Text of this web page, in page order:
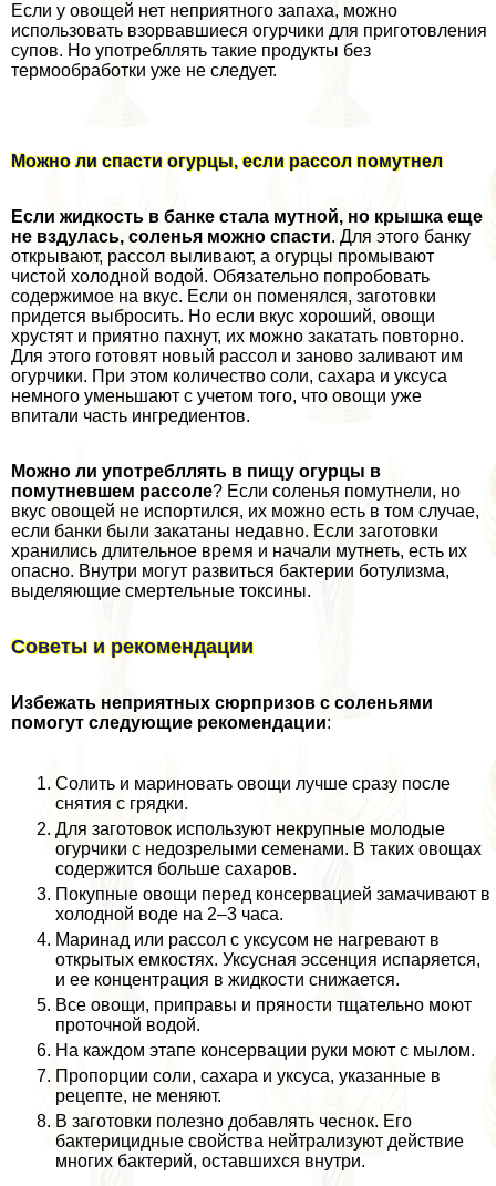
Если у овощей нет неприятного запаха, можно
использовать взорвавшиеся огурчики для приготовления
супов. Но употрeбллять такие продукты без
термообработки уже не следует.
Можно ли спасти огурцы, если рассол помутнел
Если жидкость в банке стала мутной, но крышка еще
не вздулась, соленья можно спасти. Для этого банку
открывают, рассол выливают, а огурцы промывают
чистой холодной водой. Обязательно попробовать
содержимое на вкус. Если он поменялся, заготовки
придется выбросить. Но если вкус хороший, овощи
хрустят и приятно пахнут, их можно закатать повторно.
Для этого готовят новый рассол и заново заливают им
огурчики. При этом количество соли, сахара и уксуса
немного уменьшают с учетом того, что овощи уже
впитали часть ингредиентов.
Можно ли употрeбллять в пищу огурцы в
помутневшем рассоле? Если соленья помутнели, но
вкус овощей не испортился, их можно есть в том случае,
если банки были закатаны недавно. Если заготовки
хранились длительное время и начали мутнеть, есть их
опасно. Внутри могут развиться бактерии ботулизма,
выделяющие cмepтельные токсины.
Советы и рекомендации
Избежать неприятных сюрпризов с соленьями
помогут следующие рекомендации:
Солить и мариновать овощи лучше сразу после
снятия с грядки.
Для заготовок используют некрупные молодые
огурчики с недозрелыми семенами. В таких овощах
содержится больше сахаров.
Покупные овощи перед консервацией замачивают в
холодной воде на 2–3 часа.
Маринад или рассол с уксусом не нагревают в
открытых емкостях. Уксусная эссенция испаряется,
и ее концентрация в жидкости снижается.
Все овощи, приправы и пряности тщательно моют
проточной водой.
На каждом этапе консервации руки моют с мылом.
Пропорции соли, сахара и уксуса, указанные в
рецепте, не меняют.
В заготовки полезно добавлять чеснок. Его
бактерицидные свойства нейтрализуют действие
многих бактерий, оставшихся внутри.